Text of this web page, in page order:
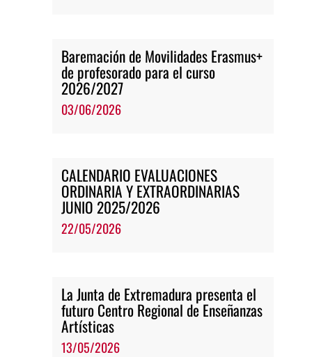
Baremación de Movilidades Erasmus+
de profesorado para el curso
2026/2027
03/06/2026
CALENDARIO EVALUACIONES
ORDINARIA Y EXTRAORDINARIAS
JUNIO 2025/2026
22/05/2026
La Junta de Extremadura presenta el
futuro Centro Regional de Enseñanzas
Artísticas
13/05/2026